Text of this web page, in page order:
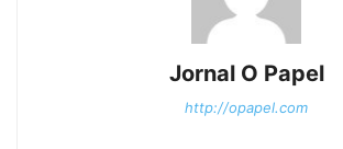
Jornal O Papel
http://opapel.com